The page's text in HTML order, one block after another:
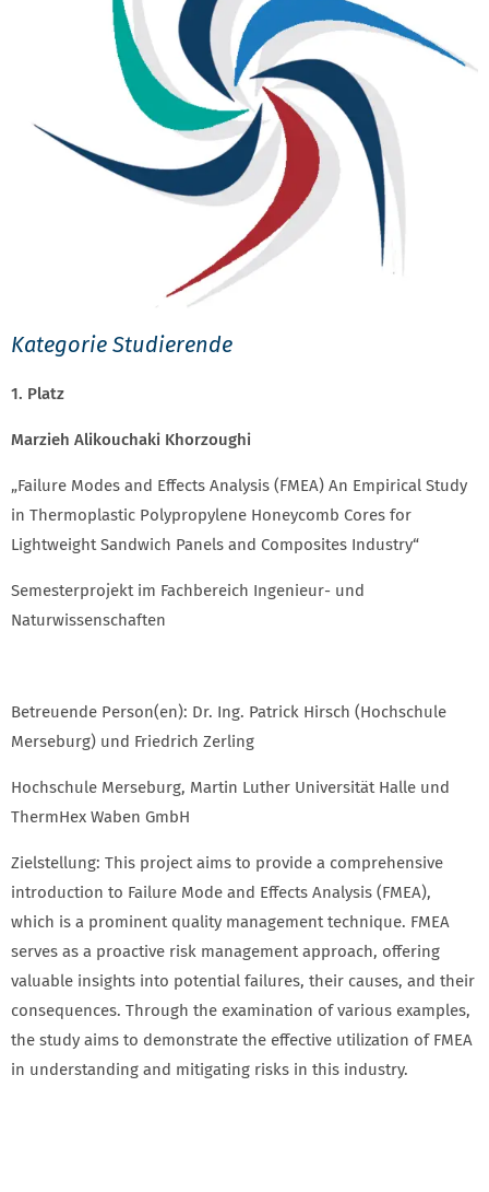
Kategorie Studierende
1. Platz
Marzieh Alikouchaki Khorzoughi
„Failure Modes and Effects Analysis (FMEA) An Empirical Study
in Thermoplastic Polypropylene Honeycomb Cores for
Lightweight Sandwich Panels and Composites Industry“
Semesterprojekt im Fachbereich Ingenieur- und
Naturwissenschaften
Betreuende Person(en): Dr. Ing. Patrick Hirsch (Hochschule
Merseburg) und Friedrich Zerling
Hochschule Merseburg, Martin Luther Universität Halle und
ThermHex Waben GmbH
Zielstellung: This project aims to provide a comprehensive
introduction to Failure Mode and Effects Analysis (FMEA),
which is a prominent quality management technique. FMEA
serves as a proactive risk management approach, offering
valuable insights into potential failures, their causes, and their
consequences. Through the examination of various examples,
the study aims to demonstrate the effective utilization of FMEA
in understanding and mitigating risks in this industry.